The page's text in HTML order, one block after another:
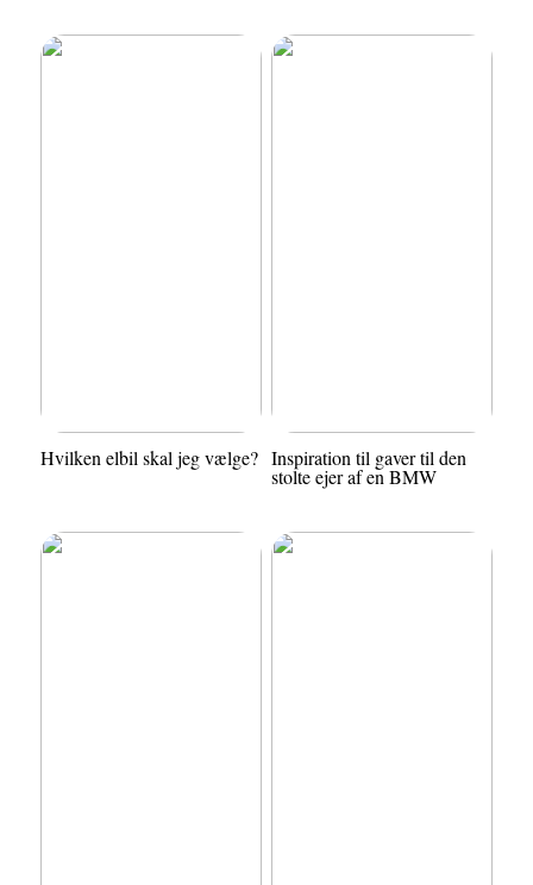
Hvilken elbil skal jeg vælge? Inspiration til gaver til den
stolte ejer af en BMW